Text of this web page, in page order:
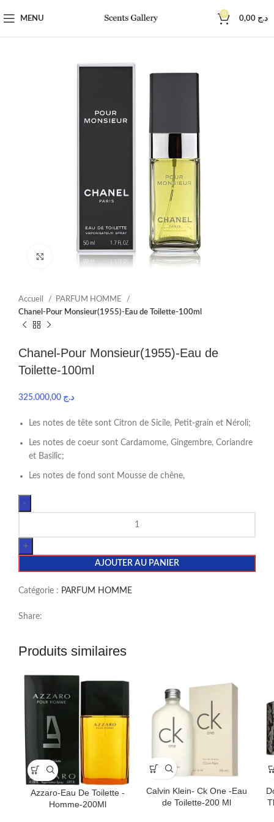
MENU
0
د.ج
Click to enlarge
Accueil
PARFUM HOMME
Chanel-Pour Monsieur(1955)-Eau de Toilette-100ml
Chanel-Pour Monsieur(1955)-Eau de
Toilette-100ml
د.ج
Les notes de tête sont Citron de Sicile, Petit-grain et Néroli;
Les notes de coeur sont Cardamome, Gingembre, Coriandre
et Basilic;
Les notes de fond sont Mousse de chêne,
AJOUTER AU PANIER
Catégorie : PARFUM HOMME
Share:
Produits similaires
Azzaro-Eau De Toilette -
Homme-200Ml
Calvin Klein- Ck One -Eau
de Toilette-200 Ml